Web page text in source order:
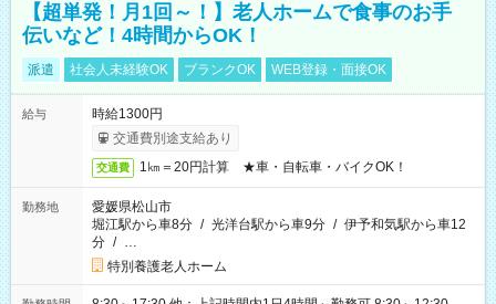
【超単発！月1回～！】老人ホームで食事のお手
伝いなど！4時間からOK！
派遣 社会人未経験OK ブランクOK WEB登録・面接OK
給与
時給1300円
交通費別途支給あり
交通費 1㎞＝20円計算 ★車・自転車・バイクOK！
勤務地
愛媛県松山市
堀江駅から車8分 / 光洋台駅から車9分 / 伊予和気駅から車12
分 / …
特別養護老人ホーム